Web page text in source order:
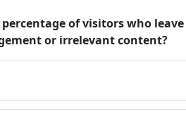
of visitors who
or irrelevant content?